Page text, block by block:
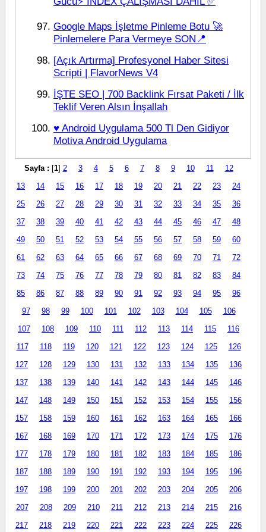
Google Maps İşletme Pinleme Botu 🚀
Pinlemelere Para Vermeye SON📍
[Açık Artırma] Profesyonel Haber Sitesi
Scripti | FlavorNews V4
İŞTE SEO | 700 Backlink Fırsat Paketi / İlk
Teklif Veren Alsın İnşallah
♥️ Android Uygulama 500 Tl Den Gidiyor
Motiva Android Uygulama
Sayfa : [1] 2 3 4 5 6 7 8 9 10 11
12
13
14 15 16 17 18 19 20 21 22 23
24
25
26 27 28 29 30 31 32 33 34 35
36
37
38 39 40 41 42 43 44 45 46 47
48
49
50 51 52 53 54 55 56 57 58 59
60
61
62 63 64 65 66 67 68 69 70 71
72
73
74 75 76 77 78 79 80 81 82 83
84
85
86 87 88 89 90 91 92 93 94 95
96
97
98 99 100 101 102 103 104 105
106
107
108 109 110 111 112 113 114 115
116
117
118 119 120 121 122 123 124 125
126
127
128 129 130 131 132 133 134 135
136
137
138 139 140 141 142 143 144 145
146
147
148 149 150 151 152 153 154 155
156
157
158 159 160 161 162 163 164 165
166
167
168 169 170 171 172 173 174 175
176
177
178 179 180 181 182 183 184 185
186
187
188 189 190 191 192 193 194 195
196
197
198 199 200 201 202 203 204 205
206
207
208 209 210 211 212 213 214 215
216
217
218 219 220 221 222 223 224 225 226